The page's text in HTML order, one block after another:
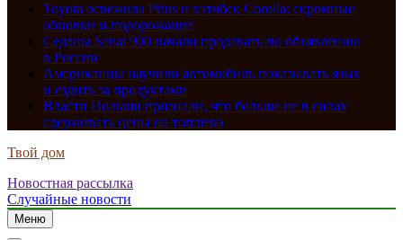
Toyota освежила Prius и хэтчбек Corolla: скромные
обновки и подорожание
Седаны Senat 900 начали продавать по объявлению
в России
Американцы научили автомобиль показывать язык
и ездить за продуктами
Власти Польши признали, что больше не в силах
сдерживать цены на топливо
Твой дом
Новостная рассылка
Случайные новости
Меню